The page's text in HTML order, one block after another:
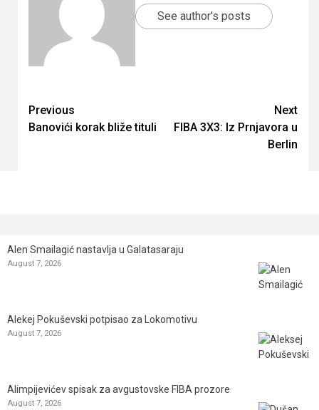
See author's posts
Continue
Reading
Previous
Banovići korak bliže tituli
Next
FIBA 3X3: Iz Prnjavora u
Berlin
Alen Smailagić nastavlja u Galatasaraju
August 7, 2026
Alekej Pokuševski potpisao za Lokomotivu
August 7, 2026
Alimpijevićev spisak za avgustovske FIBA prozore
August 7, 2026